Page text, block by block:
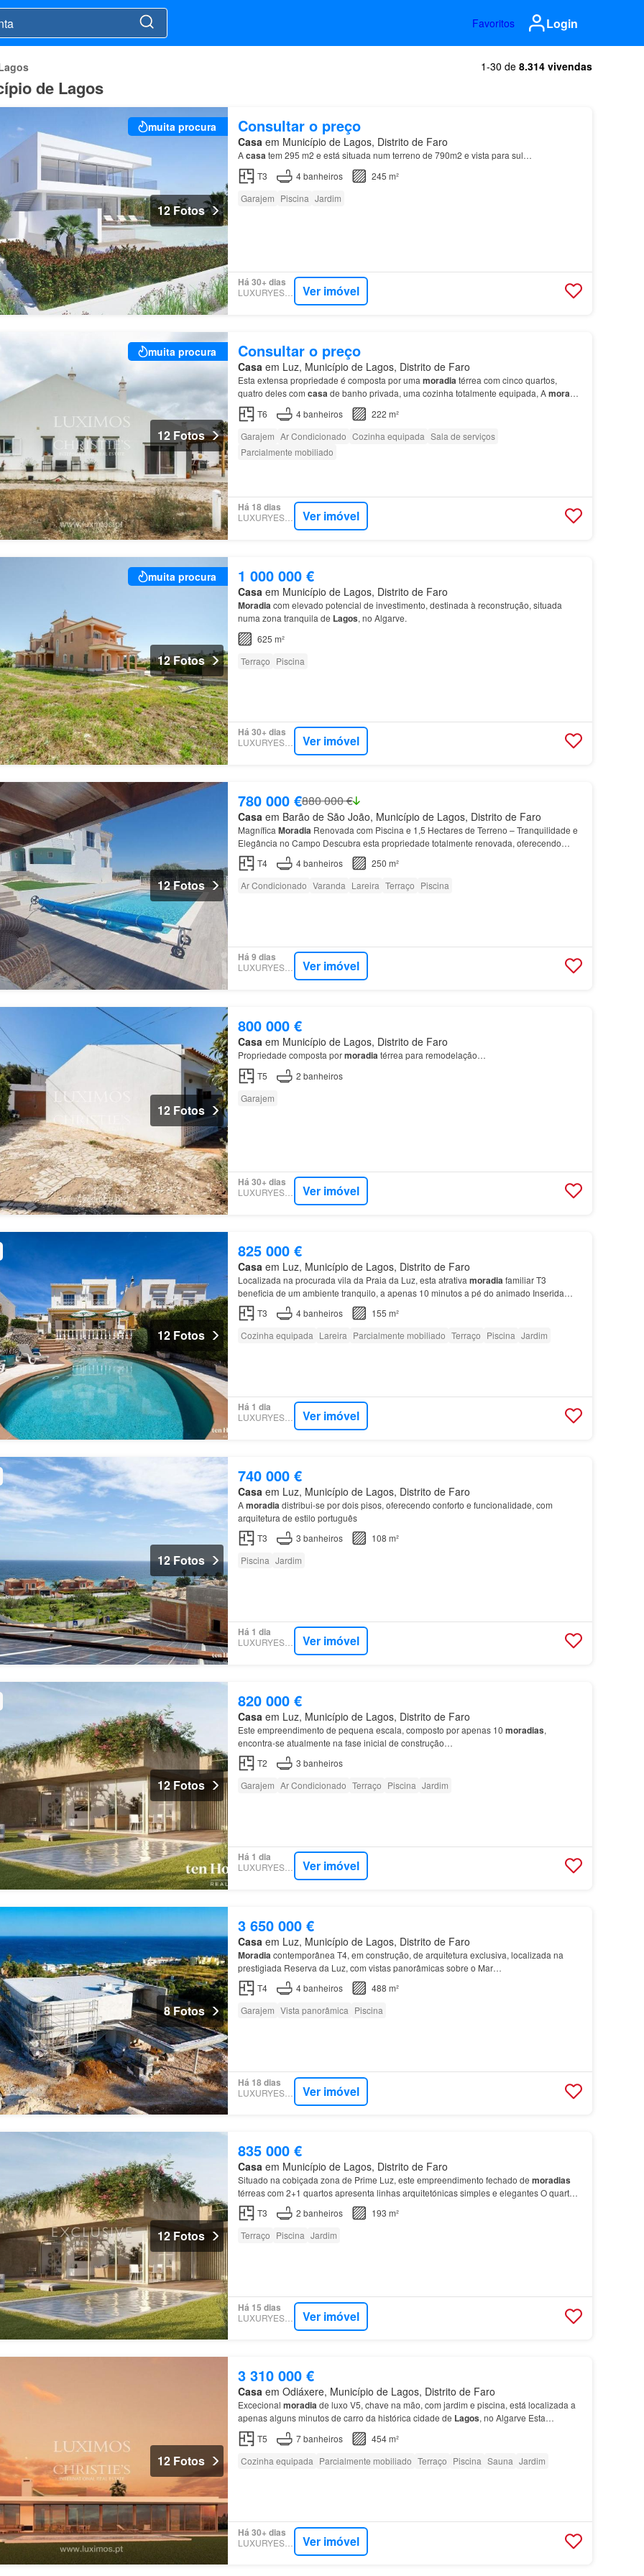
Favoritos Login
1-30 de 8.314 vivendas
de Lagos
muita procura
12 Fotos
Consultar o preço
Casaem Município de Lagos, Distrito de Faro
Acasatem 295 m2 e está situada num terreno de 790m2 e vista para sul…
T3
4banheiros
245 m²
Garajem Piscina Jardim
Há 30+ dias
LUXURYESTATE Ver imóvel
muita procura
12 Fotos
Consultar o preço
Casa em Luz, Município de Lagos, Distrito de Faro
Esta extensa propriedade é composta por uma moradiatérrea com cinco quartos,
quatro deles com casade banho privada, uma cozinha totalmente equipada, Amoradia
está equipada com ar condicionado em todas as divisões e painéis…
T6 4banheiros
222 m²
Garajem Ar Condicionado Cozinha equipada Sala de serviços
Parcialmente mobiliado
Há 18 dias
LUXURYESTATE Ver imóvel
muita procura
12 Fotos
1 000 000 €
Casa em Município de Lagos, Distrito de Faro
Moradiacom elevado potencial de investimento, destinada à reconstrução, situada
numa zona tranquila de Lagos, no Algarve.
625 m²
Terraço Piscina
Há 30+ dias
LUXURYESTATE Ver imóvel
12 Fotos
780 000 €880 000 €
Casa em Barão de São João, Município de Lagos, Distrito de Faro
Magnífica Moradia Renovada com Piscina e 1,5 Hectares de Terreno – Tranquilidade e
Elegância no Campo Descubra esta propriedade totalmente renovada, oferecendo
Características principais: ️ 4 quartos espaçosos, sendo 2 suítes…
T4 4banheiros
250 m²
Ar Condicionado Varanda Lareira Terraço Piscina
Há 9 dias
LUXURYESTATE Ver imóvel
12 Fotos
800 000 €
Casa em Município de Lagos, Distrito de Faro
Propriedade composta pormoradiatérrea para remodelação…
T5
2 banheiros
Garajem
Há 30+ dias
LUXURYESTATE Ver imóvel
12 Fotos
825 000 €
Casa em Luz, Município de Lagos, Distrito de Faro
Localizada na procurada vila da Praia da Luz, esta atrativa moradiafamiliar T3
beneficia de um ambiente tranquilo, a apenas 10 minutos a pé do animado Inserida
num lote privado com jardins cuidadosamente tratados, a
T3 4banheiros
155 m²
Cozinha equipada Lareira Parcialmente mobiliado Terraço Piscina Jardim
Há 1 dia
LUXURYESTATE Ver imóvel
12 Fotos
740 000 €
Casa em Luz, Município de Lagos, Distrito de Faro
Amoradiadistribui-se por dois pisos, oferecendo conforto e funcionalidade, com
arquitetura de estilo português
T3
3 banheiros
108 m²
Piscina Jardim
Há 1 dia
LUXURYESTATE Ver imóvel
12 Fotos
820 000 €
Casa em Luz, Município de Lagos, Distrito de Faro
Este empreendimento de pequena escala, composto por apenas 10 moradias,
encontra-se atualmente na fase inicial de construção…
T2
3 banheiros
Garajem Ar Condicionado Terraço Piscina Jardim
Há 1 dia
LUXURYESTATE Ver imóvel
8 Fotos
3 650 000 €
Casa em Luz, Município de Lagos, Distrito de Faro
Moradiacontemporânea T4, em construção, de arquitetura exclusiva, localizada na
prestigiada Reserva da Luz, com vistas panorâmicas sobre o Mar…
T4
4banheiros
488 m²
Garajem Vista panorâmica Piscina
Há 18 dias
LUXURYESTATE Ver imóvel
12 Fotos
835 000 €
Casaem Município de Lagos, Distrito de Faro
Situado na cobiçada zona de Prime Luz, este empreendimento fechado de moradias
térreas com 2+1 quartos apresenta linhas arquitetónicas simples e elegantes O quarto
extra é o que distingue estas casas
T3 2 banheiros
193 m²
Terraço Piscina Jardim
Há 15 dias
LUXURYESTATE Ver imóvel
12 Fotos
3 310 000 €
Casaem Odiáxere, Município de Lagos, Distrito de Faro
Excecional moradiade luxo V5, chave na mão, com jardim e piscina, está localizada a
apenas alguns minutos de carro da histórica cidade de Lagos, no Algarve Esta
fantástica
moradia possui ainda uma sauna, onde é o local perfe…
T5 7banheiros
454 m²
Cozinha equipada Parcialmente mobiliado Terraço Piscina Sauna Jardim
Há 30+ dias
LUXURYESTATE Ver imóvel